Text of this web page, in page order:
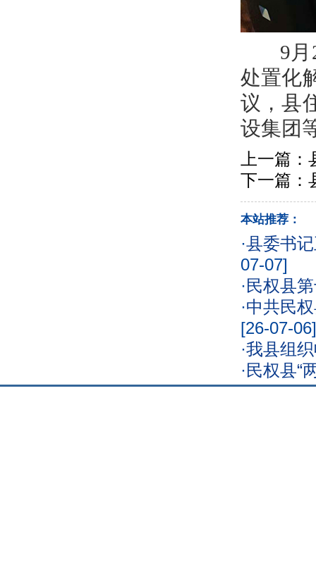
9月28
处置化
议，县
设集团
上一篇：
下一篇：
本站推荐：
·县委书
07-07]
·民权县
·中共民
[26-07-06]
·我县组
·民权县“